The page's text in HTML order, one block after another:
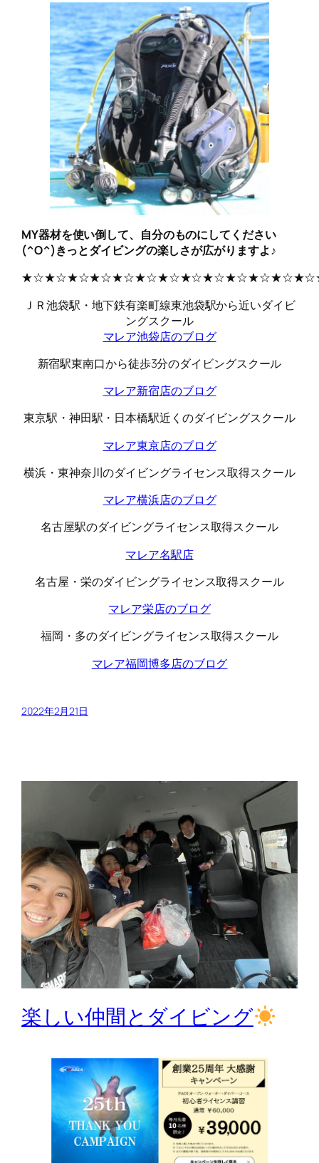
MY器材を使い倒して、自分のものにしてください
(^O^)きっとダイビングの楽しさが広がりますよ♪
ＪＲ池袋駅・地下鉄有楽町線東池袋駅から近いダイビ
ングスクール
マレア池袋店のブログ
新宿駅東南口から徒歩3分のダイビングスクール
マレア新宿店のブログ
東京駅・神田駅・日本橋駅近くのダイビングスクール
マレア東京店のブログ
横浜・東神奈川のダイビングライセンス取得スクール
マレア横浜店のブログ
名古屋駅のダイビングライセンス取得スクール
マレア名駅店
名古屋・栄のダイビングライセンス取得スクール
マレア栄店のブログ
福岡・多のダイビングライセンス取得スクール
マレア福岡博多店のブログ
2022年2月21日
楽しい仲間とダイビング